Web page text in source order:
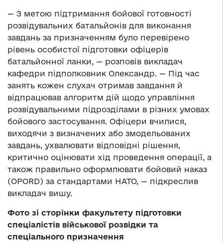
— З метою підтримання бойової готовності
розвідувальних батальйонів для виконання
завдань за призначенням було перевірено
рівень особистої підготовки офіцерів
батальйонної ланки, — розповів викладач
кафедри підполковник Олександр. — Під час
занять кожен слухач отримав завдання й
відпрацював алгоритм дій щодо управління
розвідувальними підрозділами в різних умовах
бойового застосування. Офіцери вчилися,
виходячи з визначених або змодельованих
завдань, ухвалювати відповідні рішення,
критично оцінювати хід проведення операції, а
також правильно оформлювати бойовий наказ
(OPORD) за стандартами НАТО, — підкреслив
викладач вишу.
Фото зі сторінки факультету підготовки
спеціалістів військової розвідки та
спеціального призначення